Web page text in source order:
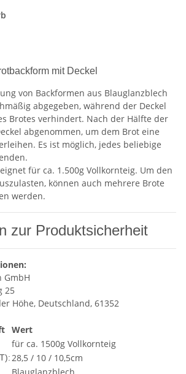
mit Deckel
von Backformen aus Blauglanzblech
abgegeben, während der Deckel
Brotes verhindert. Nach der Hälfte der
abgenommen, um dem Brot eine
Es ist möglich, jedes beliebige
für ca. 1.500g Vollkornteig. Um den
können auch mehrere Brote
werden.
zur Produktsicherheit
GmbH
25
Höhe, Deutschland, 61352
Wert
für ca. 1500g Vollkornteig
28,5 / 10 / 10,5cm